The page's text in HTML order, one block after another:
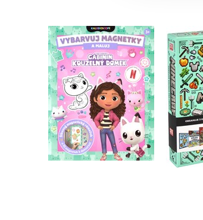
Gábinin kouzelný
domek - Vybarvuj
magnetky
Kolektiv
Do košíku